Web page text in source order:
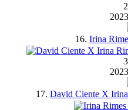
16. Irina
17. David Ciente X